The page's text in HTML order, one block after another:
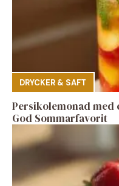
DRYCKER & SAFT
Persikolemonad med
God Sommarfavorit